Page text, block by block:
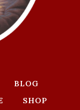
BLOG
SHOP